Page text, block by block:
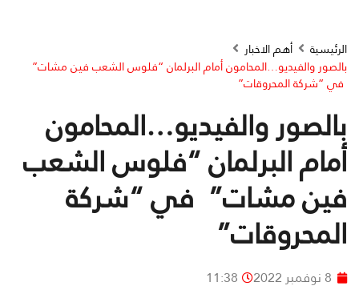
الرئيسية
أهم الاخبار
بالصور والفيديو…المحامون أمام البرلمان “فلوس الشعب فين مشات”
في “شركة المحروقات”
بالصور والفيديو…المحامون
أمام البرلمان “فلوس الشعب
فين مشات” في “شركة
المحروقات”
8 نوفمبر 2022 11:38